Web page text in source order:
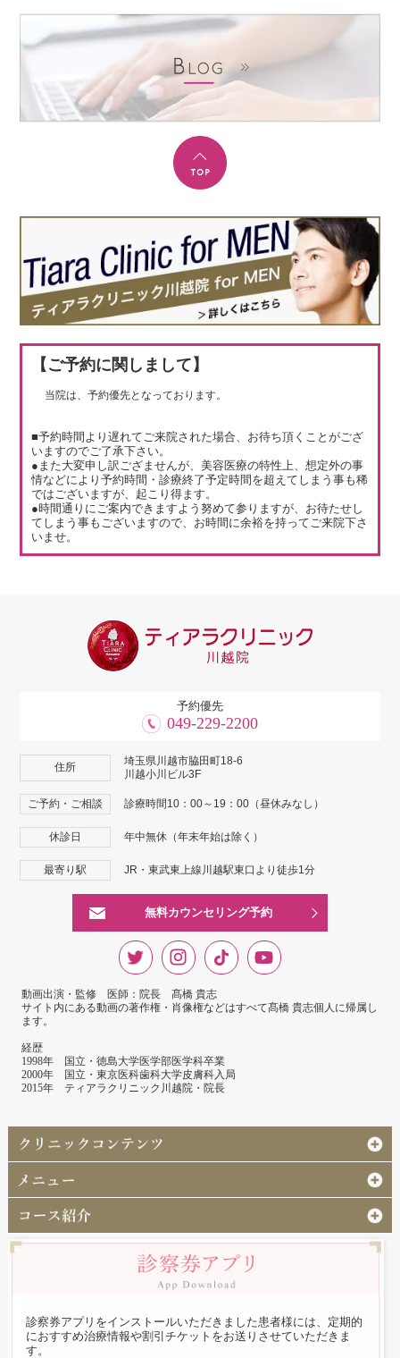
【ご予約に関しまして】
当院は、予約優先となっております。
■予約時間より遅れてご来院された場合、お待ち頂くことがござ
いますのでご了承下さい。
●また大変申し訳ござませんが、美容医療の特性上、想定外の事
情などにより予約時間・診療終了予定時間を超えてしまう事も稀
ではございますが、起こり得ます。
●時間通りにご案内できますよう努めて参りますが、お待たせし
てしまう事もございますので、お時間に余裕を持ってご来院下さ
いませ。
予約優先
049-229-2200
住所
埼玉県川越市脇田町18-6
川越小川ビル3F
ご予約・ご相談 診療時間10：00～19：00（昼休みなし）
休診日 年中無休（年末年始は除く）
最寄り駅 JR・東武東上線川越駅東口より徒歩1分
無料カウンセリング予約
動画出演・監修 医師：院長 髙橋 貴志
サイト内にある動画の著作権・肖像権などはすべて髙橋 貴志個人に帰属し
ます。
経歴
1998年 国立・徳島大学医学部医学科卒業
2000年 国立・東京医科歯科大学皮膚科入局
2015年 ティアラクリニック川越院・院長
診察券アプリをインストールいただきました患者様には、定期的
におすすめ治療情報や割引チケットをお送りさせていただきま
す。